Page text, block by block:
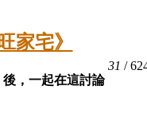
家宅》
，一起在這討論
31 /